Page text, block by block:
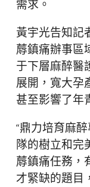
需求。
黃宇光告知記
蓐鎮痛辦事區
于下層麻醉醫
展開，寬大孕
甚至影響了年
“鼎力培育麻
隊的樹立和完
蓐鎮痛任務，
才緊缺的題目